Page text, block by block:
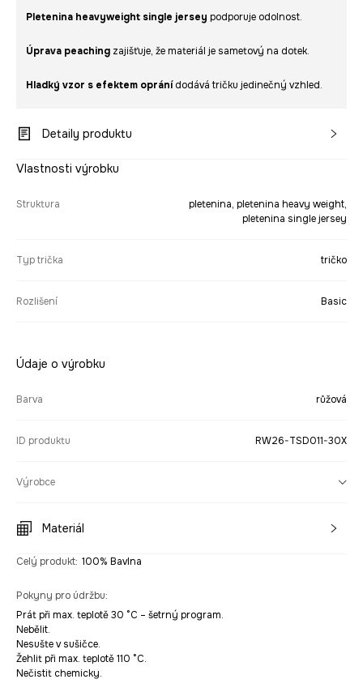
Pletenina heavyweight single jersey podporuje odolnost.
Úprava peaching zajišťuje, že materiál je sametový na dotek.
Hladký vzor s efektem opránídodává tričku jedinečný vzhled.
Detaily produktu
Vlastnosti výrobku
Struktura
pletenina, pletenina heavy weight,
pletenina single jersey
Typ trička tričko
Rozlišení Basic
Údaje o výrobku
Barva růžová
ID produktu RW26-TSD011-30X
Výrobce
Materiál
Celý produkt: 100% Bavlna
Pokyny pro údržbu:
Prát při max. teplotě 30 °C – šetrný program.
Nebělit.
Nesušte v sušičce.
Žehlit při max. teplotě 110 °C.
Nečistit chemicky.